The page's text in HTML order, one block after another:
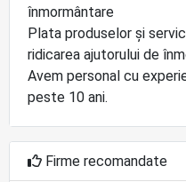
înmormântare
Plata produselor și
ridicarea ajutorului de
Avem personal cu
peste 10 ani.
Firme recomandate